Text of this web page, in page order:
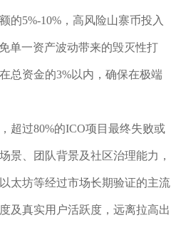
的5%-10%，高风险山寨币投入
单一资产波动带来的毁灭性打
总资金的3%以内，确保在极端
超过80%的ICO项目最终失败或
景、团队背景及社区治理能力，
太坊等经过市场长期验证的主流
及真实用户活跃度，远离拉高出